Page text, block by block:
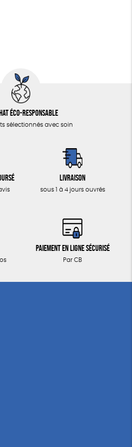
éco-responsable
sélectionnés avec soin
Livraison
sous 1 à 4 jours ouvrés
Paiement en ligne sécurisé
Par CB